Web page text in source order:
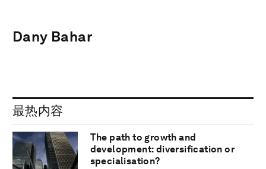
Dany Bahar
最热内容
The path to growth and
development: diversification or
specialisation?